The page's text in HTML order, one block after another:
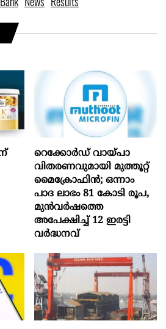
റെക്കോർഡ് വായ്പാ
വിതരണവുമായി മുത്തൂറ്റ്
മൈക്രോഫിൻ; ഒന്നാം
പാദ ലാഭം 81 കോടി രൂപ,
മുൻവർഷത്തെ
അപേക്ഷിച്ച് 12 ഇരട്ടി
വർദ്ധനവ്